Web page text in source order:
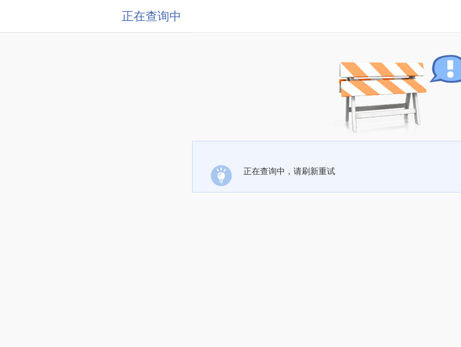
正在查询中
正在查询中，请刷新重试